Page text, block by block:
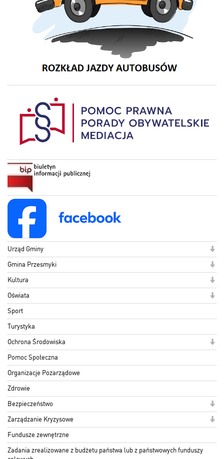
Urząd Gminy
Gmina Przesmyki
Kultura
Oświata
Sport
Turystyka
Ochrona Środowiska
Pomoc Społeczna
Organizacje Pozarządowe
Zdrowie
Bezpieczeństwo
Zarządzanie Kryzysowe
Fundusze zewnętrzne
Zadania zrealizowane z budżetu państwa lub z państwowych funduszy